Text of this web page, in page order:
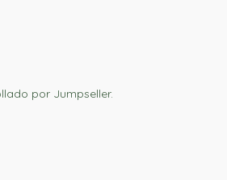
por Jumpseller.